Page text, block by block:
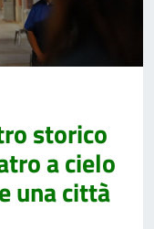
storico
a cielo
una città